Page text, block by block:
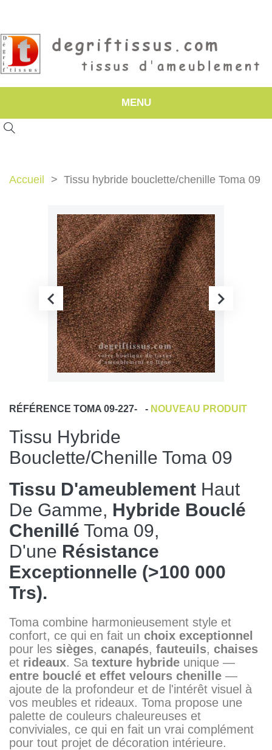
MENU
Accueil Tissu hybride bouclette/chenille Toma 09
RÉFÉRENCE TOMA 09-227- - NOUVEAU PRODUIT
Tissu Hybride
Bouclette/chenille Toma 09
Tissu D'ameublement Haut
De Gamme, Hybride Bouclé
Chenillé Toma 09,
D'une Résistance
Exceptionnelle (>100 000
Trs).
Toma combine harmonieusement style et
confort, ce qui en fait un choix exceptionnel
pour les sièges, canapés, fauteuils, chaises
et rideaux. Sa texture hybride unique —
entre bouclé et effet velours chenille —
ajoute de la profondeur et de l'intérêt visuel à
vos meubles et rideaux. Toma propose une
palette de couleurs chaleureuses et
conviviales, ce qui en fait un vrai complément
pour tout projet de décoration intérieure.